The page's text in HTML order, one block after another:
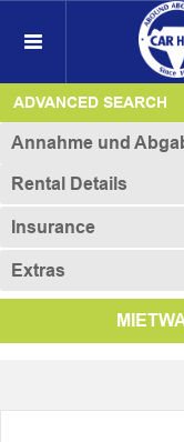
ADVANCED SEARCH
Annahme und
Rental Details
Insurance
Extras